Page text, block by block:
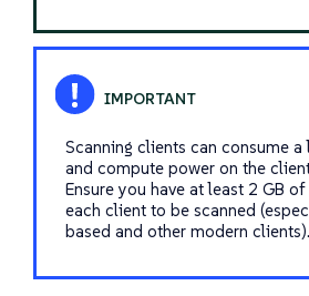
Scanning clients can consume
and compute power on the
Ensure you have at least 2 GB
each client to be scanned
based and other modern clients).